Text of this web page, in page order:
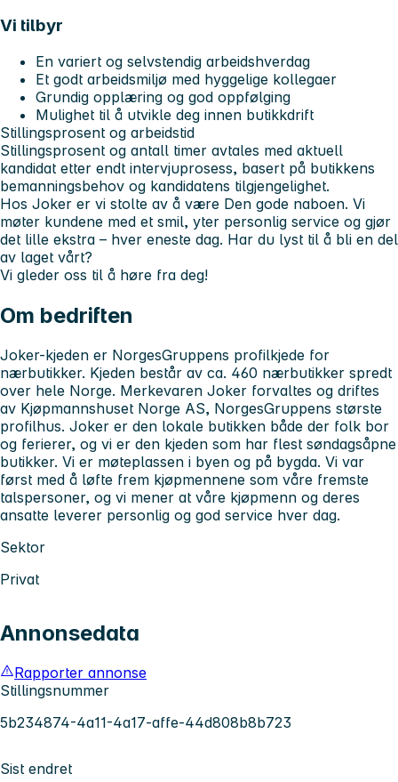
Vi tilbyr
En variert og selvstendig arbeidshverdag
Et godt arbeidsmiljø med hyggelige kollegaer
Grundig opplæring og god oppfølging
Mulighet til å utvikle deg innen butikkdrift
Stillingsprosent og arbeidstid
Stillingsprosent og antall timer avtales med aktuell
kandidat etter endt intervjuprosess, basert på butikkens
bemanningsbehov og kandidatens tilgjengelighet.
Hos Joker er vi stolte av å være Den gode naboen. Vi
møter kundene med et smil, yter personlig service og gjør
det lille ekstra – hver eneste dag. Har du lyst til å bli en del
av laget vårt?
Vi gleder oss til å høre fra deg!
Om bedriften
Joker-kjeden er NorgesGruppens profilkjede for
nærbutikker. Kjeden består av ca. 460 nærbutikker spredt
over hele Norge. Merkevaren Joker forvaltes og driftes
av Kjøpmannshuset Norge AS, NorgesGruppens største
profilhus. Joker er den lokale butikken både der folk bor
og ferierer, og vi er den kjeden som har flest søndagsåpne
butikker. Vi er møteplassen i byen og på bygda. Vi var
først med å løfte frem kjøpmennene som våre fremste
talspersoner, og vi mener at våre kjøpmenn og deres
ansatte leverer personlig og god service hver dag.
Sektor
Privat
Annonsedata
Rapporter annonse
Stillingsnummer
5b234874-4a11-4a17-affe-44d808b8b723
Sist endret